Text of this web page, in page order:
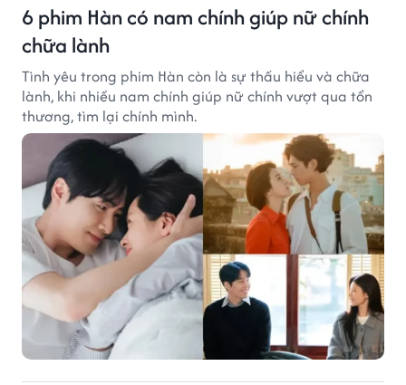
6 phim Hàn có nam chính giúp nữ chính
chữa lành
Tình yêu trong phim Hàn còn là sự thấu hiểu và chữa
lành, khi nhiều nam chính giúp nữ chính vượt qua tổn
thương, tìm lại chính mình.